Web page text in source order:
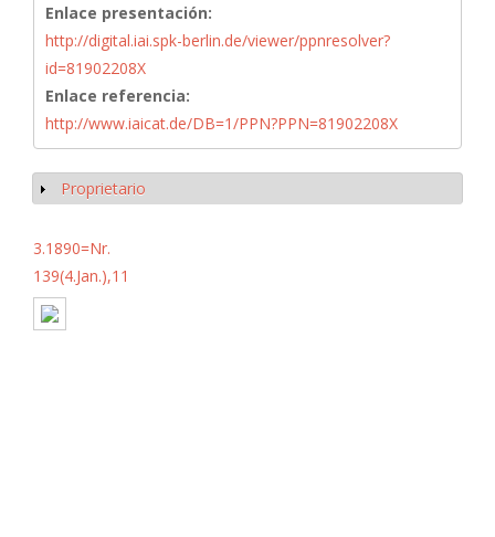
Enlace presentación:
http://digital.iai.spk-berlin.de/viewer/ppnresolver?
id=81902208X
Enlace referencia:
http://www.iaicat.de/DB=1/PPN?PPN=81902208X
Mostrar
Proprietario
3.1890=Nr.
139(4.Jan.),11